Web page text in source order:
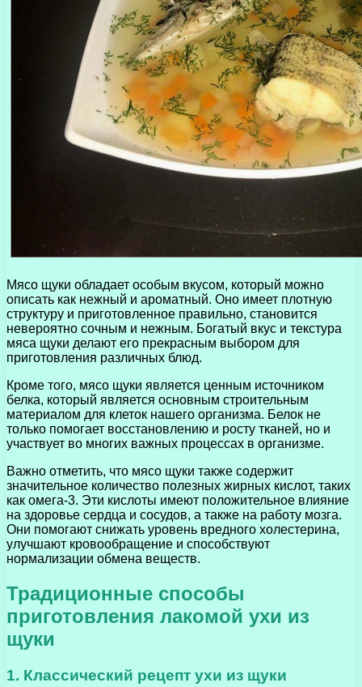
Мясо щуки обладает особым вкусом, который можно
описать как нежный и ароматный. Оно имеет плотную
структуру и приготовленное правильно, становится
невероятно сочным и нежным. Богатый вкус и текстура
мяса щуки делают его прекрасным выбором для
приготовления различных блюд.
Кроме того, мясо щуки является ценным источником
белка, который является основным строительным
материалом для клеток нашего организма. Белок не
только помогает восстановлению и росту тканей, но и
участвует во многих важных процессах в организме.
Важно отметить, что мясо щуки также содержит
значительное количество полезных жирных кислот, таких
как омега-3. Эти кислоты имеют положительное влияние
на здоровье сердца и сосудов, а также на работу мозга.
Они помогают снижать уровень вредного холестерина,
улучшают кровообращение и способствуют
нормализации обмена веществ.
Традиционные способы
приготовления лакомой ухи из
щуки
1. Классический рецепт ухи из щуки